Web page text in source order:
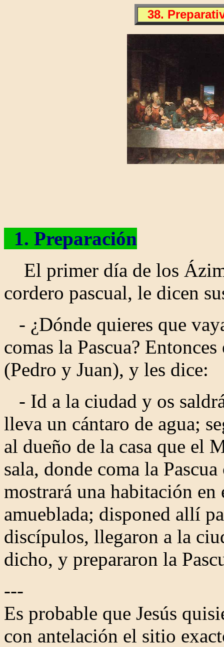
38.
1. Preparación
El primer día de los
cordero pascual, le dicen
- ¿Dónde quieres que
comas la Pascua?
(Pedro y Juan), y les dice:
- Id a la ciudad y os
lleva un cántaro de agua;
al dueño de la casa que el
sala, donde coma la
mostrará una habitación
amueblada; disponed allí
discípulos, llegaron a la
dicho, y prepararon la
---
Es probable que Jesús
con antelación el sitio